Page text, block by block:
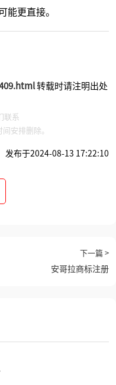
能更直接。
转载时请注明出处
联系
安排删除。
发布于2024-08-13 17:22:10
下一篇 >
安哥拉商标注册